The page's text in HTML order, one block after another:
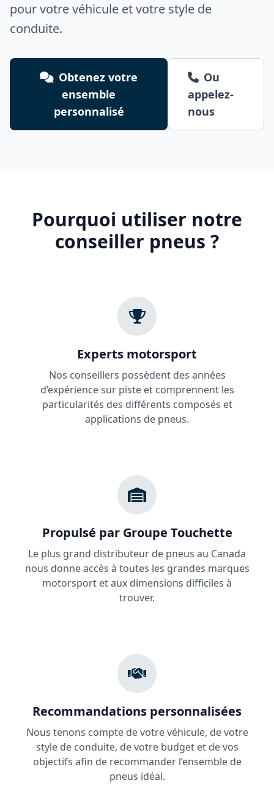
pour votre véhicule et votre style de
conduite.
Obtenez votre
ensemble
personnalisé
Ou
appelez-
nous
Pourquoi utiliser notre
conseiller pneus ?
Experts motorsport
Nos conseillers possèdent des années
d’expérience sur piste et comprennent les
particularités des différents composés et
applications de pneus.
Propulsé par Groupe Touchette
Le plus grand distributeur de pneus au Canada
nous donne accès à toutes les grandes marques
motorsport et aux dimensions difficiles à
trouver.
Recommandations personnalisées
Nous tenons compte de votre véhicule, de votre
style de conduite, de votre budget et de vos
objectifs afin de recommander l’ensemble de
pneus idéal.